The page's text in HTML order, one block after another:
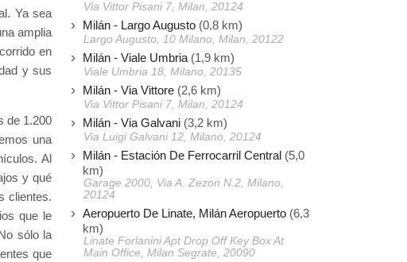
Ya sea
amplia
en
y sus
de 1.200
una
Al
y qué
clientes.
que le
sólo la
que
Via Vittor Pisani 7, Milan, 20124
Milán - Largo Augusto (0,8 km)
Largo Augusto, 10 Milano, Milan, 20122
Milán - Viale Umbria (1,9 km)
Viale Umbria 18, Milano, 20135
Milán - Via Vittore (2,6 km)
Via Vittor Pisani 7, Milan, 20124
Milán - Via Galvani (3,2 km)
Via Luigi Galvani 12, Milano, 20124
Milán - Estación De Ferrocarril Central (5,0
km)
Garage 2000, Via A. Zezon N.2, Milano,
20124
Aeropuerto De Linate, Milán Aeropuerto (6,3
km)
Linate Forlanini Apt Drop Off Key Box At
Main Office, Milan Segrate, 20090